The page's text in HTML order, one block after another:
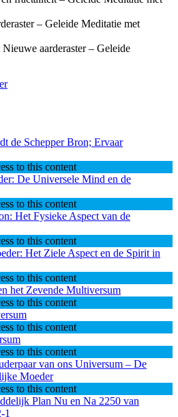
– Geleide Meditatie met
aarderaster – Geleide
de Schepper Bron; Ervaar
to this content
De Universele Mind en de
to this content
Het Fysieke Aspect van de
to this content
Het Ziele Aspect en de Spirit in
to this content
het Zevende Multiversum
to this content
to this content
to this content
van ons Universum – De
Moeder
to this content
Plan Nu en Na 2250 van
1